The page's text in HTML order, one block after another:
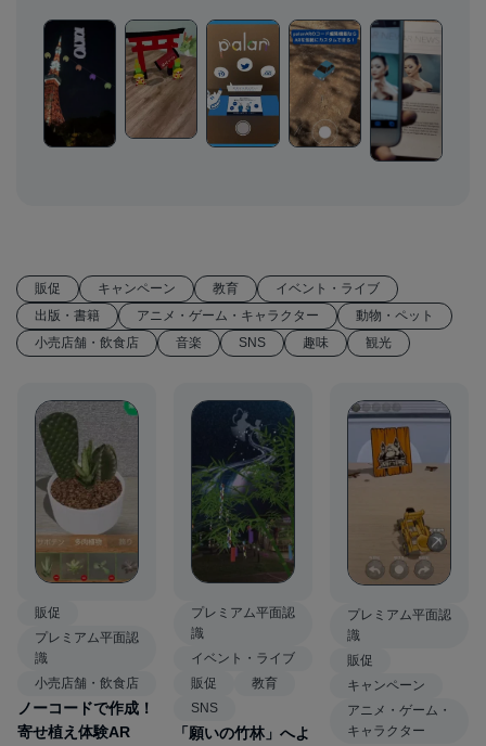
販促 キャンペーン 教育
イベント・ライブ
出版・書籍
アニメ・ゲーム・キャラクター
動物・ペット
小売店舗・飲食店
音楽 SNS 趣味 観光
販促
プレミアム平面認
識
小売店舗・飲食店
ノーコードで作成！
寄せ植え体験AR
プレミアム平面認
識
イベント・ライブ
販促
教育
SNS
「願いの竹林」へよ
プレミアム平面認
識
販促
キャンペーン
アニメ・ゲーム・
キャラクター